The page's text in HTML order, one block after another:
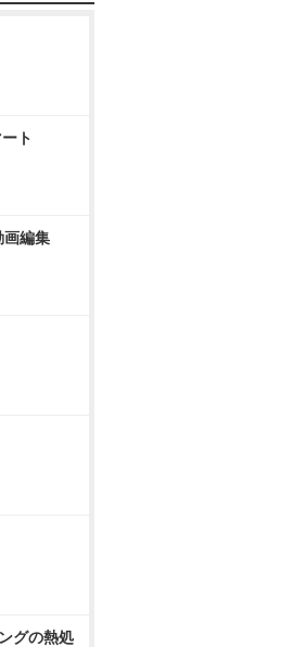
ト
編集
グの熱処